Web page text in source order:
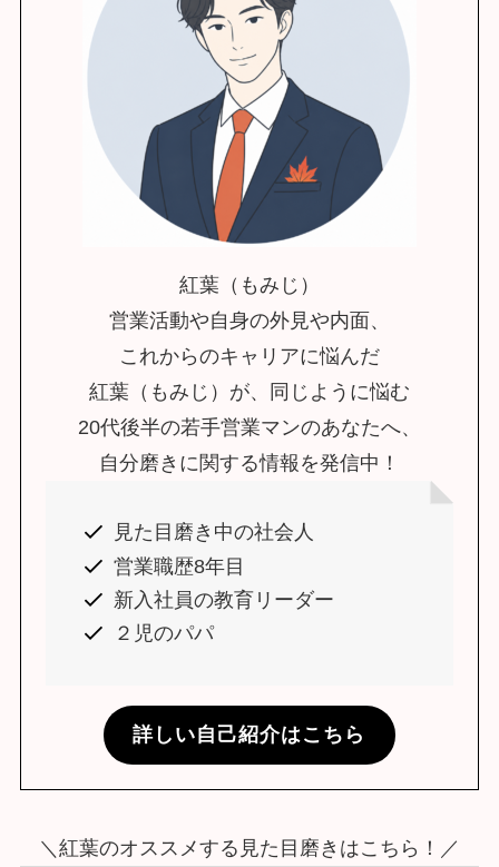
紅葉（もみじ）
営業活動や自身の外見や内面、
これからのキャリアに悩んだ
紅葉（もみじ）が、同じように悩む
20代後半の若手営業マンのあなたへ、
自分磨きに関する情報を発信中！
見た目磨き中の社会人
営業職歴8年目
新入社員の教育リーダー
２児のパパ
詳しい自己紹介はこちら
＼紅葉のオススメする見た目磨きはこちら！／